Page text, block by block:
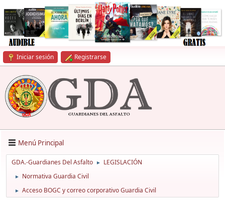
Iniciar sesión Registrarse
Menú Principal
GDA.-Guardianes Del Asfalto ► LEGISLACIÓN
► Normativa Guardia Civil
► Acceso BOGC y correo corporativo Guardia Civil